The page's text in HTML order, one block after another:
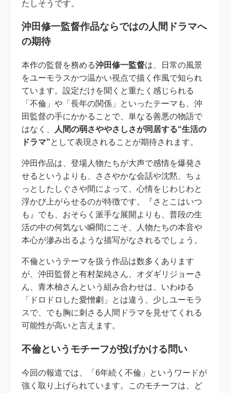
たしそうです。
沖田修一監督作品ならではの人間ドラマへ
の期待
本作の監督を務める沖田修一監督は、日常の風景
をユーモラスかつ温かい視点で描く作風で知られ
ています。設定だけを聞くと重たく感じられる
「不倫」や「長年の関係」といったテーマも、沖
田監督の手にかかることで、単なる善悪の物語で
はなく、
人間の弱さややさしさが同居する“生活の
ドラマ”として表現されることが期待されます。
沖田作品は、登場人物たちが大声で感情を爆発さ
せるというよりも、ささやかな会話や沈黙、ちょ
っとしたしぐさや間によって、心情をじわじわと
浮かび上がらせるのが特徴です。『さとこはいつ
も』でも、おそらく派手な展開よりも、普段の生
活の中の何気ない瞬間にこそ、人物たちの本音や
本心が滲み出るような描写がなされるでしょう。
不倫というテーマを扱う作品は数多くあります
が、沖田監督と有村架純さん、オダギリジョーさ
ん、青木柚さんという組み合わせは、いわゆる
「ドロドロした愛憎劇」とは違う、少しユーモラ
スで、でも胸に刺さる人間ドラマを見せてくれる
可能性が高いと言えます。
不倫というモチーフが投げかける問い
今回の報道では、「6年続く不倫」というワードが
強く取り上げられています。このモチーフは、ど